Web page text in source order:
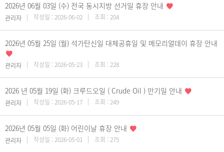
2026년 06월 03일 (수) 전국 동시지방 선거일 휴장 안내
관리자 작성일 : 2026-06-02 조회 : 204
2026년 05월 25일 (월) 석가탄신일 대체공휴일 및 메모리얼데이 휴장 안내
관리자 작성일 : 2026-05-23 조회 : 228
2026 년 05월 19일 (화) 크루드오일 ( Crude Oil ) 만기일 안내
관리자 작성일 : 2026-05-17 조회 : 249
2026년 05월 05일 (화) 어린이날 휴장 안내
관리자 작성일 : 2026-05-01 조회 : 275